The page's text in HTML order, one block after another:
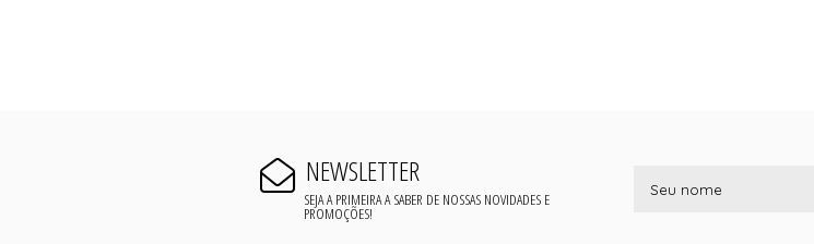
NEWSLETTER
SEJA A PRIMEIRA A SABER DE NOSSAS NOVIDADES E
PROMOÇÕES!